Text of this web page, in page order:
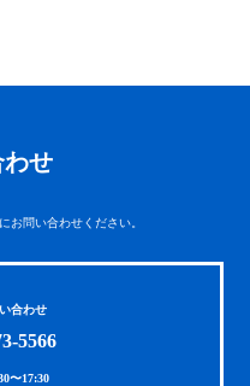
せ
お問い合わせください。
合わせ
5566
〜17:30